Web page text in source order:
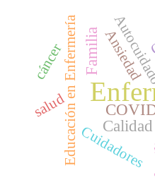
FamiliaAnsiedad
Educación en Enfermería
salud
Cuidadores
cáncer